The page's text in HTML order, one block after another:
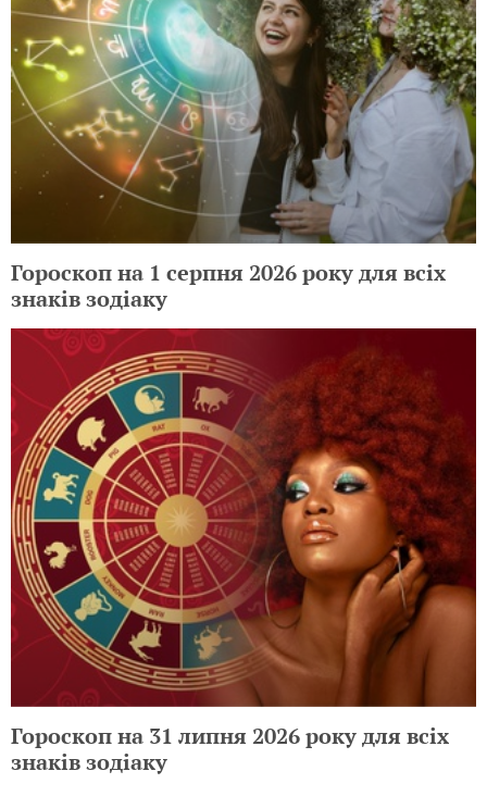
Гороскоп на 1 серпня 2026 року для всіх
знаків зодіаку
Гороскоп на 31 липня 2026 року для всіх
знаків зодіаку